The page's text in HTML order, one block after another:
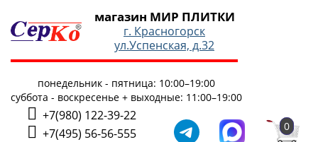
магазин МИР ПЛИТКИ
г. Красногорск
ул.Успенская, д.32
понедельник - пятница: 10:00–19:00
суббота - воскресенье + выходные: 11:00–19:00
+7(980) 122-39-22
+7(495) 56-56-555
0